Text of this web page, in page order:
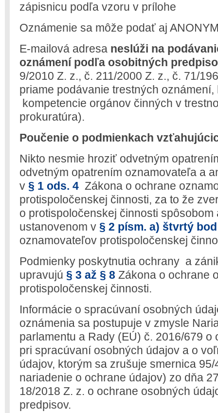
zápisnicu podľa vzoru v prílohe
Oznámenie sa môže podať aj
E-mailová adresa neslúži na
oznámení podľa osobitných
9/2010 Z. z., č. 211/2000 Z. z., č. 71/
priame podávanie trestných oznámení,
kompetencie orgánov činných v
prokuratúra).
Poučenie o podmienkach
Nikto nesmie hroziť odvetným
odvetným opatrením oznamovateľa a
v § 1 ods. 4 Zákona o ochrane
protispoločenskej činnosti, za to že
o protispoločenskej činnosti spôsobom
ustanovenom v § 2 písm. a) štvrtý bod
oznamovateľov protispoločenskej
Podmienky poskytnutia ochrany a
upravujú § 3 až § 8 Zákona o ochrane
protispoločenskej činnosti.
Informácie o spracúvaní osobných
oznámenia sa postupuje v zmysle
parlamentu a Rady (EÚ) č. 2016/679
pri spracúvaní osobných údajov a o
údajov, ktorým sa zrušuje smernica
nariadenie o ochrane údajov) zo dňa
18/2018 Z. z. o ochrane osobných
predpisov.